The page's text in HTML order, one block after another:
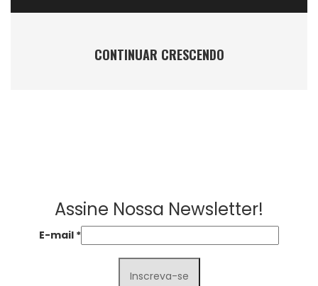
CONTINUAR CRESCENDO
Assine Nossa Newsletter!
E-mail *